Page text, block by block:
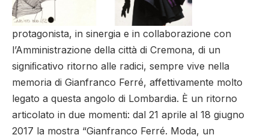
protagonista, in sinergia e in collaborazione con
l’Amministrazione della città di Cremona, di un
signiﬁcativo ritorno alle radici, sempre vive nella
memoria di Gianfranco Ferré, affettivamente molto
legato a questa angolo di Lombardia. È un ritorno
articolato in due momenti: dal 21 aprile al 18 giugno
2017 la mostra “Gianfranco Ferré. Moda, un